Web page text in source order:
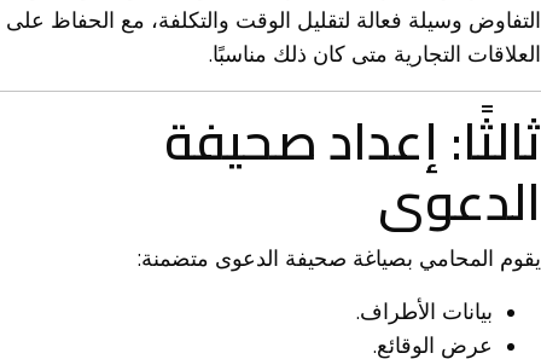
التفاوض وسيلة فعالة لتقليل الوقت والتكلفة، مع الحفاظ على
العلاقات التجارية متى كان ذلك مناسبًا.
ثالثًا: إعداد صحيفة
الدعوى
يقوم المحامي بصياغة صحيفة الدعوى متضمنة:
بيانات الأطراف.
عرض الوقائع.